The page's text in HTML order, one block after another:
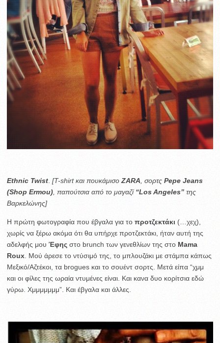
Ethnic Twist [T-shirt και πουκάμισο ZARA , σορτς Pepe Jeans
(Shop Ermou) , παπούτσια από το μαγαζί“Los Angeles” της
Βαρκελώνης]
Η πρώτη φωτογραφία που έβγαλα για το προτζεκτάκι (…χεχ),
χωρίς να ξέρω ακόμα ότι θα υπήρχε προτζεκτάκι, ήταν αυτή της
αδελφής μου Έφης στο brunch των γενεθλίων της στο Mama
Roux . Μού άρεσε το ντύσιμό της, το μπλουζάκι με στάμπα κάπως
Μεξικό/Αζτέκοι, τα brogues και το σουέντ σορτς. Μετά είπα “χμμ
και οι φίλες της ωραία ντυμένες είναι. Και κανα δυο κορίτσια εδώ
γύρω. Χμμμμμμμ”. Και έβγαλα και άλλες.